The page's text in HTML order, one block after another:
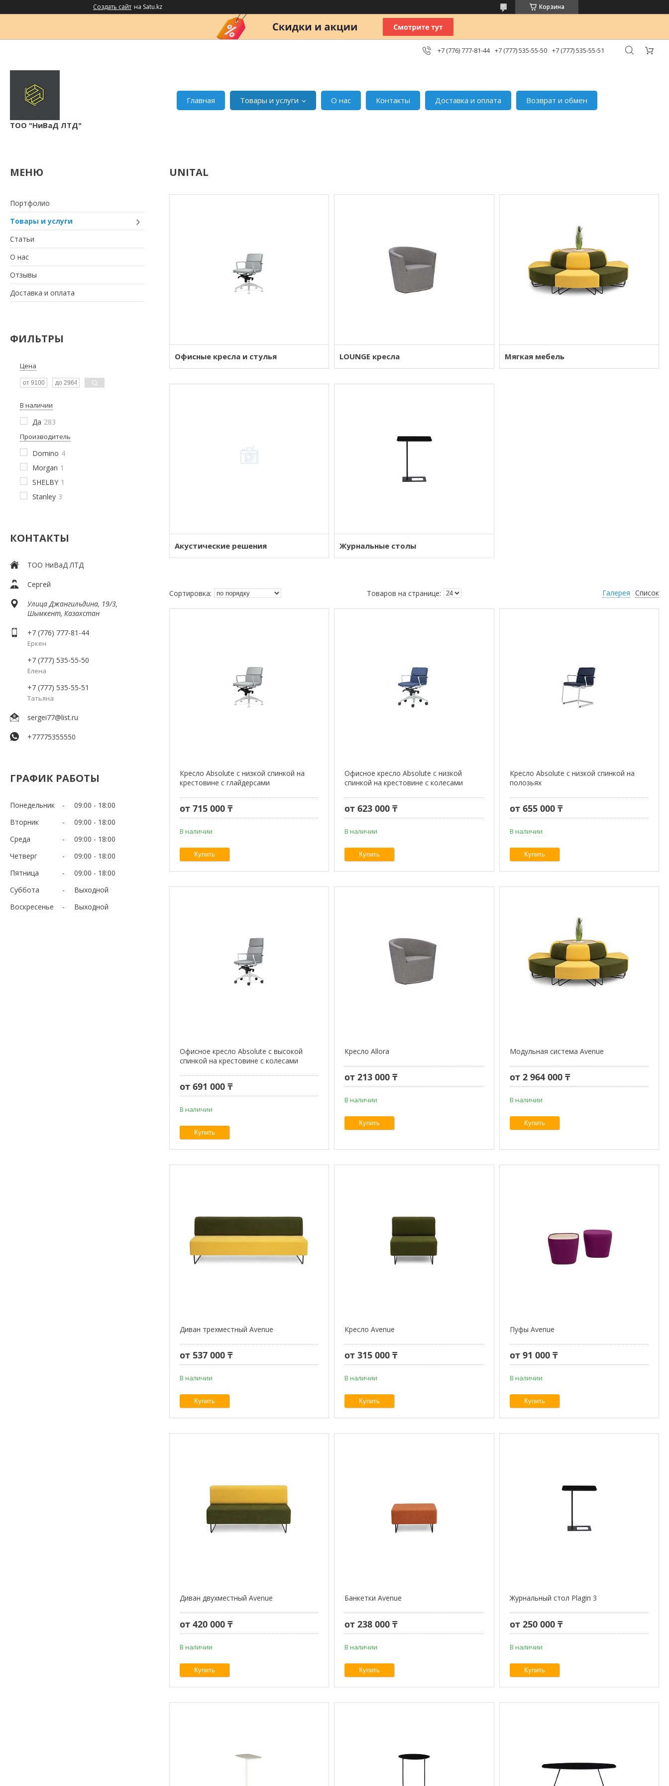
Создать сайт на Satu.kz Корзина
+7 (776) 777-81-44 +7 (777) 535-55-50 +7 (777) 535-55-51
ТОО "НиВаД ЛТД"
Главная Товары и услуги О нас Контакты Доставка и оплата Возврат и обмен
Портфолио
Товары и услуги
Статьи
О нас
Отзывы
Доставка и оплата
ФИЛЬТРЫ
Цена
В наличии
Да 283
Производитель
Domino 4
Morgan 1
SHELBY 1
Stanley 3
КОНТАКТЫ
ТОО НиВаД ЛТД
Сергей
Улица Джангильдина, 19/3,
Шымкент, Казахстан
+7 (776) 777-81-44
Еркен
+7 (777) 535-55-50
Елена
+7 (777) 535-55-51
Татьяна
sergei77@list.ru
+77775355550
ГРАФИК РАБОТЫ
Понедельник 09:00
18:00
Вторник
09:00
18:00
Среда
09:00
18:00
Четверг
09:00
18:00
Пятница
09:00
18:00
Суббота
Выходной
Воскресенье
Выходной
UNITAL
Офисные кресла и стулья LOUNGE кресла Мягкая мебель
Акустические решения Журнальные столы
Галерея Список
Кресло Absolute с низкой спинкой на
крестовине с глайдерсами
от 715 000 ₸
В наличии
Купить
Офисное кресло Absolute с низкой
спинкой на крестовине с колесами
от 623 000 ₸
В наличии
Купить
Кресло Absolute с низкой спинкой на
полозьях
от 655 000 ₸
В наличии
Купить
Офисное кресло Absolute с высокой
спинкой на крестовине с колесами
от 691 000 ₸
В наличии
Купить
Кресло Allora
от 213 000 ₸
В наличии
Купить
Модульная система Avenue
от 2 964 000 ₸
В наличии
Купить
Диван трехместный Avenue
от 537 000 ₸
В наличии
Купить
Кресло Avenue
от 315 000 ₸
В наличии
Купить
Пуфы Avenue
от 91 000 ₸
В наличии
Купить
Диван двухместный Avenue
от 420 000 ₸
В наличии
Купить
Банкетки Avenue
от 238 000 ₸
В наличии
Купить
Журнальный стол Plagin 3
от 250 000 ₸
В наличии
Купить